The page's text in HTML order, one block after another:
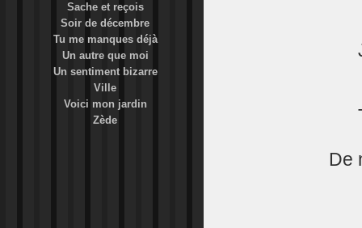
Sache et reçois
Soir de décembre
Tu me manques déjà
Un autre que moi
Un sentiment bizarre
Ville
Voici mon jardin
Zède
De